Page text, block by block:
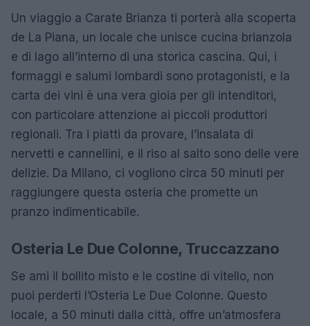
Un viaggio a Carate Brianza ti porterà alla scoperta
de La Piana, un locale che unisce cucina brianzola
e di lago all’interno di una storica cascina. Qui, i
formaggi e salumi lombardi sono protagonisti, e la
carta dei vini è una vera gioia per gli intenditori,
con particolare attenzione ai piccoli produttori
regionali. Tra i piatti da provare, l’insalata di
nervetti e cannellini, e il riso al salto sono delle vere
delizie. Da Milano, ci vogliono circa 50 minuti per
raggiungere questa osteria che promette un
pranzo indimenticabile.
Osteria Le Due Colonne, Truccazzano
Se ami il bollito misto e le costine di vitello, non
puoi perderti l’Osteria Le Due Colonne. Questo
locale, a 50 minuti dalla città, offre un’atmosfera